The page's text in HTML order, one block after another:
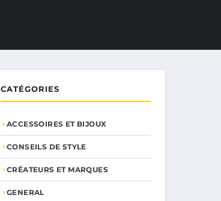
CATÉGORIES
ACCESSOIRES ET BIJOUX
CONSEILS DE STYLE
CRÉATEURS ET MARQUES
GENERAL